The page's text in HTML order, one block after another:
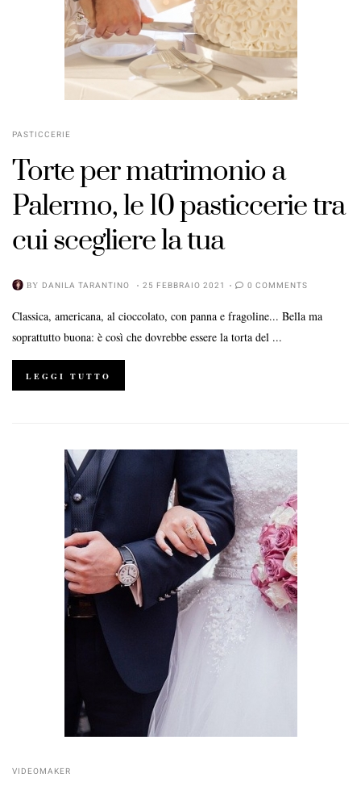
PASTICCERIE
Torte per matrimonio a
Palermo, le 10 pasticcerie tra
cui scegliere la tua
BY DANILA TARANTINO 25 FEBBRAIO 2021 0 COMMENTS
Classica, americana, al cioccolato, con panna e fragoline... Bella ma
soprattutto buona: è così che dovrebbe essere la torta del ...
LEGGI TUTTO
VIDEOMAKER